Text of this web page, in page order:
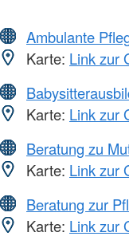
Ambulante
Karte: Link zur
Karte: Link zur
Beratung zu
Karte: Link zur
Beratung zur
Karte: Link zur